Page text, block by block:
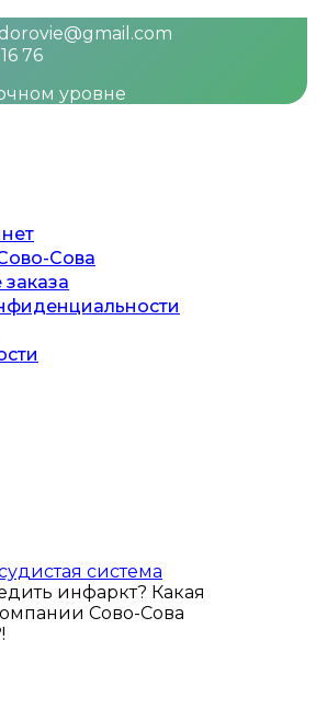
76
уровне
Сова
система
инфаркт? Какая
Сово-Сова